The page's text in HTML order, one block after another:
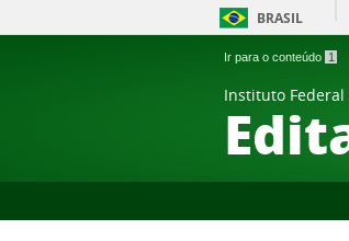
BRASIL
Ir para o conteúdo 1
Instituto